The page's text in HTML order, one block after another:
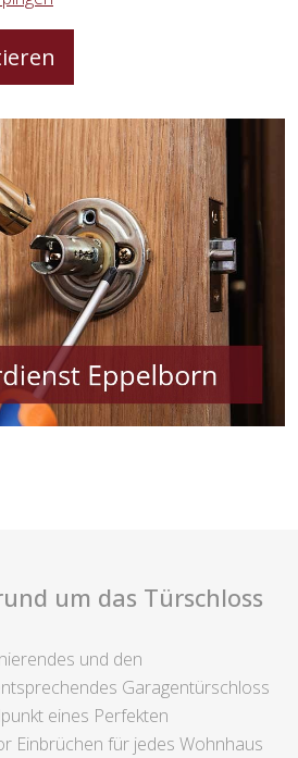
um das Türschloss
und den
Garagentürschloss
eines Perfekten
Einbrüchen für jedes Wohnhaus